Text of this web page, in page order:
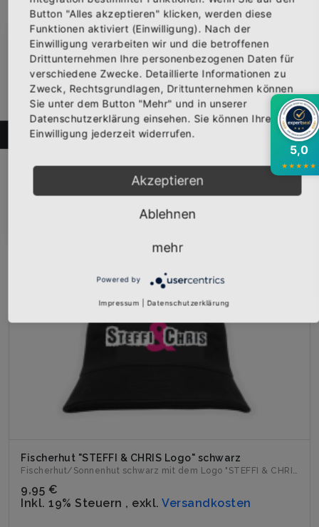
FILTER
Inkl. 19% Steuern,exkl.Versandkosten
Fischerhut "STEFFI & CHRIS Logo" schwarz
Fischerhut/Sonnenhut schwarz mit dem Logo "STEFFI & CHRI...
9,95 €
Inkl. 19% Steuern , exkl. Versandkosten
Abonniere jetzt unseren Newsletter ×
Bekomme die aktuellsten News über neue
Produkte und zudem einen 10% Gutschein für
deine nächste Bestellung.
Abonnieren
5,0
★★★★★
Button "Alles akzeptieren" klicken, werden diese
Funktionen aktiviert (Einwilligung). Nach der
Einwilligung verarbeiten wir und die betroffenen
Drittunternehmen Ihre personenbezogenen Daten für
verschiedene Zwecke. Detaillierte Informationen zu
Zweck, Rechtsgrundlagen, Drittunternehmen können
Sie unter dem Button "Mehr" und in unserer
Datenschutzerklärung einsehen. Sie können Ihre
Einwilligung jederzeit widerrufen.
Akzeptieren
Ablehnen
mehr
Powered by
Impressum Datenschutzerklärung